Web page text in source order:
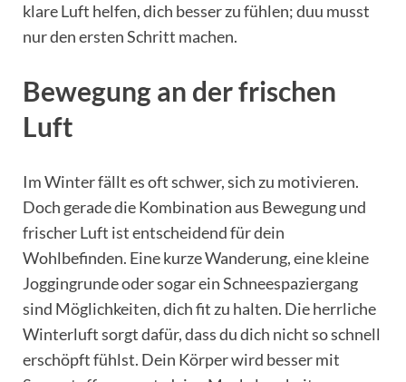
klare Luft helfen, dich besser zu fühlen; duu musst
nur den ersten Schritt machen.
Bewegung an der frischen
Luft
Im Winter fällt es oft schwer, sich zu motivieren.
Doch gerade die Kombination aus Bewegung und
frischer Luft ist entscheidend für dein
Wohlbefinden. Eine kurze Wanderung, eine kleine
Joggingrunde oder sogar ein Schneespaziergang
sind Möglichkeiten, dich fit zu halten. Die herrliche
Winterluft sorgt dafür, dass du dich nicht so schnell
erschöpft fühlst. Dein Körper wird besser mit